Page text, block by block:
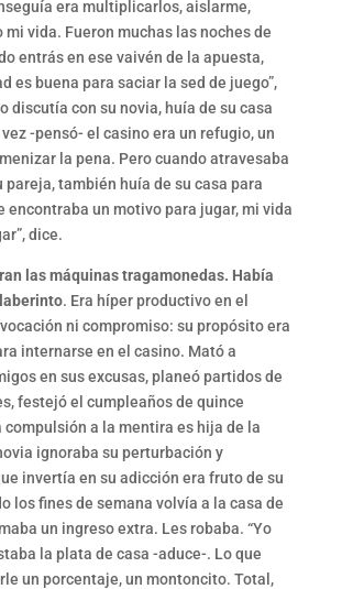
era multiplicarlos, aislarme,
mi vida. Fueron muchas las noches de
entrás en ese vaivén de la apuesta,
es buena para saciar la sed de juego”,
discutía con su novia, huía de su casa
-pensó- el casino era un refugio, un
la pena. Pero cuando atravesaba
pareja, también huía de su casa para
encontraba un motivo para jugar, mi vida
dice.
las máquinas tragamonedas. Había
. Era híper productivo en el
ni compromiso: su propósito era
internarse en el casino. Mató a
en sus excusas, planeó partidos de
festejó el cumpleaños de quince
compulsión a la mentira es hija de la
ignoraba su perturbación y
invertía en su adicción era fruto de su
los fines de semana volvía a la casa de
un ingreso extra. Les robaba. “Yo
la plata de casa -aduce-. Lo que
un porcentaje, un montoncito. Total,